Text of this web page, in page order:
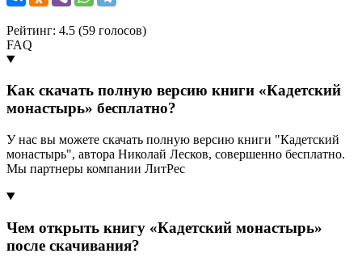
Рейтинг: 4.5 (59 голосов)
FAQ
Как скачать полную версию книги «Кадетский
монастырь» бесплатно?
У нас вы можете скачать полную версию книги "Кадетский
монастырь", автора Николай Лесков, совершенно бесплатно.
Мы партнеры компании ЛитРес
Чем открыть книгу «Кадетский монастырь»
после скачивания?